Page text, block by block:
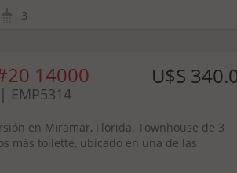
3
14000 U$S
EMP5314
en Miramar, Florida. Townhouse de 3
más toilette, ubicado en una de las